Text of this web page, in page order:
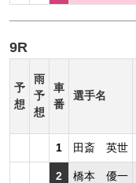
9R
予
想
雨
予
想
車
番
選手名
1 田斎 英世
2 橋本 優一